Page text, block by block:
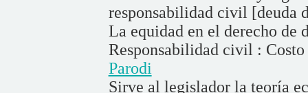
responsabilidad civil [deuda
La equidad en el derecho de
Responsabilidad civil :
Parodi
Sirve al legislador la teoría